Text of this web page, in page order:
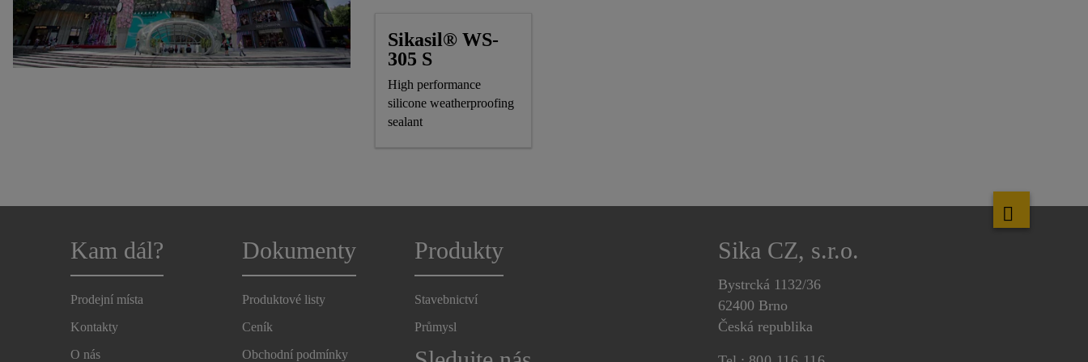
Sikasil® WS-
305 S
High performance
silicone weatherproofing
sealant
Kam dál?
Prodejní místa
Kontakty
O nás
Dokumenty
Produktové listy
Ceník
Obchodní podmínky
Produkty
Stavebnictví
Průmysl
Sika CZ, s.r.o.
Bystrcká 1132/36
62400 Brno
Česká republika